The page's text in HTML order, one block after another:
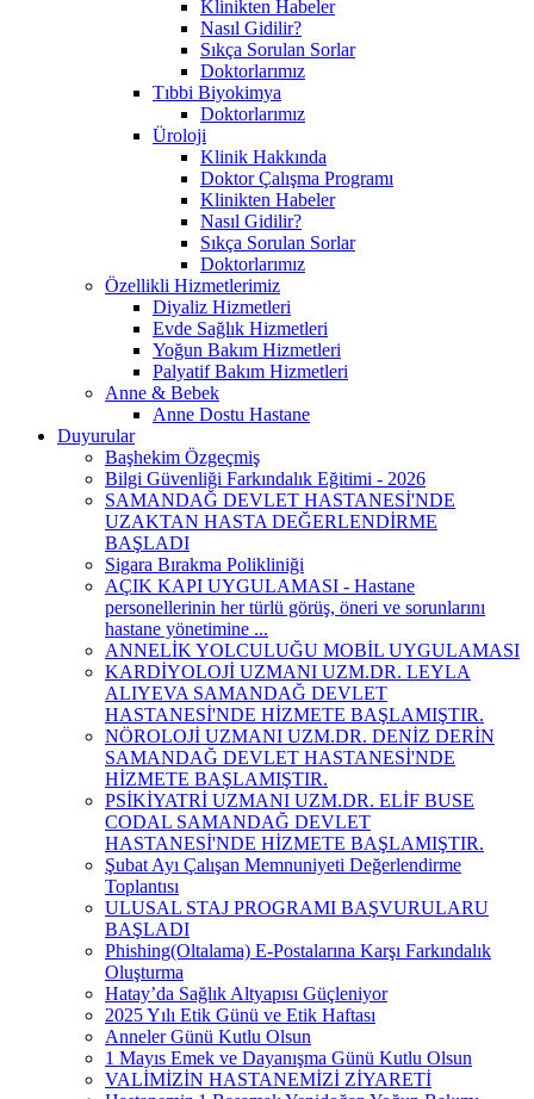
Klinikten Habeler
Nasıl Gidilir?
Sıkça Sorulan Sorlar
Doktorlarımız
Tıbbi Biyokimya
Doktorlarımız
Üroloji
Klinik Hakkında
Doktor Çalışma Programı
Klinikten Habeler
Nasıl Gidilir?
Sıkça Sorulan Sorlar
Doktorlarımız
Özellikli Hizmetlerimiz
Diyaliz Hizmetleri
Evde Sağlık Hizmetleri
Yoğun Bakım Hizmetleri
Palyatif Bakım Hizmetleri
Anne & Bebek
Anne Dostu Hastane
Duyurular
Başhekim Özgeçmiş
Bilgi Güvenliği Farkındalık Eğitimi - 2026
SAMANDAĞ DEVLET HASTANESİ'NDE
UZAKTAN HASTA DEĞERLENDİRME
BAŞLADI
Sigara Bırakma Polikliniği
AÇIK KAPI UYGULAMASI - Hastane
personellerinin her türlü görüş, öneri ve sorunlarını
hastane yönetimine ...
ANNELİK YOLCULUĞU MOBİL UYGULAMASI
KARDİYOLOJİ UZMANI UZM.DR. LEYLA
ALIYEVA SAMANDAĞ DEVLET
HASTANESİ'NDE HİZMETE BAŞLAMIŞTIR.
NÖROLOJİ UZMANI UZM.DR. DENİZ DERİN
SAMANDAĞ DEVLET HASTANESİ'NDE
HİZMETE BAŞLAMIŞTIR.
PSİKİYATRİ UZMANI UZM.DR. ELİF BUSE
CODAL SAMANDAĞ DEVLET
HASTANESİ'NDE HİZMETE BAŞLAMIŞTIR.
Şubat Ayı Çalışan Memnuniyeti Değerlendirme
Toplantısı
ULUSAL STAJ PROGRAMI BAŞVURULARU
BAŞLADI
Phishing(Oltalama) E-Postalarına Karşı Farkındalık
Oluşturma
Hatay’da Sağlık Altyapısı Güçleniyor
2025 Yılı Etik Günü ve Etik Haftası
Anneler Günü Kutlu Olsun
1 Mayıs Emek ve Dayanışma Günü Kutlu Olsun
VALİMİZİN HASTANEMİZİ ZİYARETİ